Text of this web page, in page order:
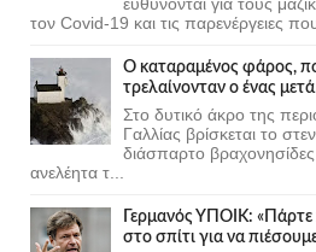
τον Covid-19 και τις παρενέργειες
Ο καταραμένος φάρος,
τρελαίνονταν ο ένας
Στο δυτικό άκρο της
Γαλλίας βρίσκεται το
διάσπαρτο
ανελέητα τ...
Γερμανός ΥΠΟΙΚ: «Πάρτε
στο σπίτι για να